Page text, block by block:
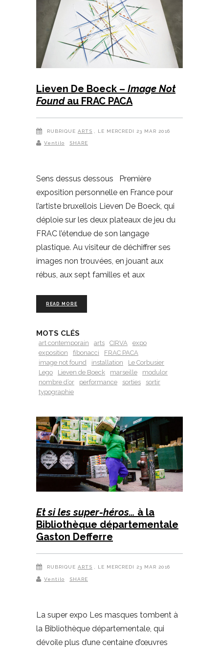
Lieven De Boeck – Image Not
Foundau FRAC PACA
RUBRIQUE ARTS , LE MERCREDI 23 MAR 2016
Ventilo SHARE
Sens dessus dessous Première
exposition personnelle en France pour
l’artiste bruxellois Lieven De Boeck, qui
déploie sur les deux plateaux de jeu du
FRAC l’étendue de son langage
plastique. Au visiteur de déchiffrer ses
images non trouvées, en jouant aux
rébus, aux sept familles et aux
READ MORE
MOTS CLÉS
art contemporain arts CIRVA
expo
exposition
fibonacci
FRAC PACA
image not found
installation
Le Corbusier
Lego
Lieven de Boeck marseille
modulor
nombre d’or
performance sorties
sortir
typographie
Et si les super-héros… à la
Bibliothèque départementale
Gaston Defferre
RUBRIQUE ARTS , LE MERCREDI 23 MAR 2016
Ventilo SHARE
La super expo Les masques tombent à
la Bibliothèque départementale, qui
dévoile plus d’une centaine d’œuvres